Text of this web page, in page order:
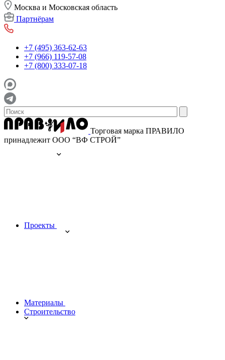
Москва и Московская область
Партнёрам
+7 (495) 363-62-63
+7 (966) 119-57-08
+7 (800) 333-07-18
Торговая марка ПРАВИЛО
принадлежит ООО “ВФ СТРОЙ”
Проекты
Материалы
Строительство